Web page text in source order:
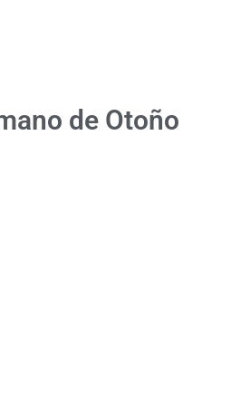
de Otoño